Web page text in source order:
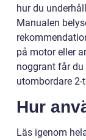
hur du
Manualen
på motor eller
noggrant får
utombordare
Hur
Läs igenom